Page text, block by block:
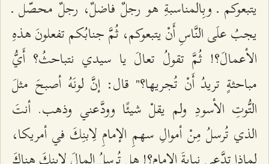
يتبعوكم ـ وبِالمناسبةِ هو رجلٌ فاضلٌ، رجلٌ محصّل ـ
يجبُ علَى النَّاسِ أَنْ يتبعوكم، ثُمَّ جنابُكم تفعلونَ هذهِ
الأعمالَ؟! ثُمَّ تقولُ تعالَ يا سيدي نتباحثُ؟ أَيُّ
مباحثةٍ تريدُ أَنْ تُجريها؟" قال: إنَّ لونَهُ أصبحَ مثلَ
التُّوتِ الأسودِ ولم يقلْ شيئًا وودَّعني وذهب. أنتَ
الذي تُرسلُ مِنْ أموالِ سهمِ الإمامِ لِابنِكَ في أمريكا،